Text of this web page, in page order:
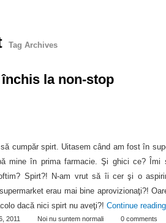
Tag Archives
la non-stop
cumpăr spirt. Uitasem când am fost în
mine în prima farmacie. Şi ghici ce? Îmi
Spirt?! N-am vrut să îi cer şi o
erau mai bine aprovizionaţi?!
dacă nici spirt nu aveţi?! Continue
2011 Noi nu suntem normali
0 comments